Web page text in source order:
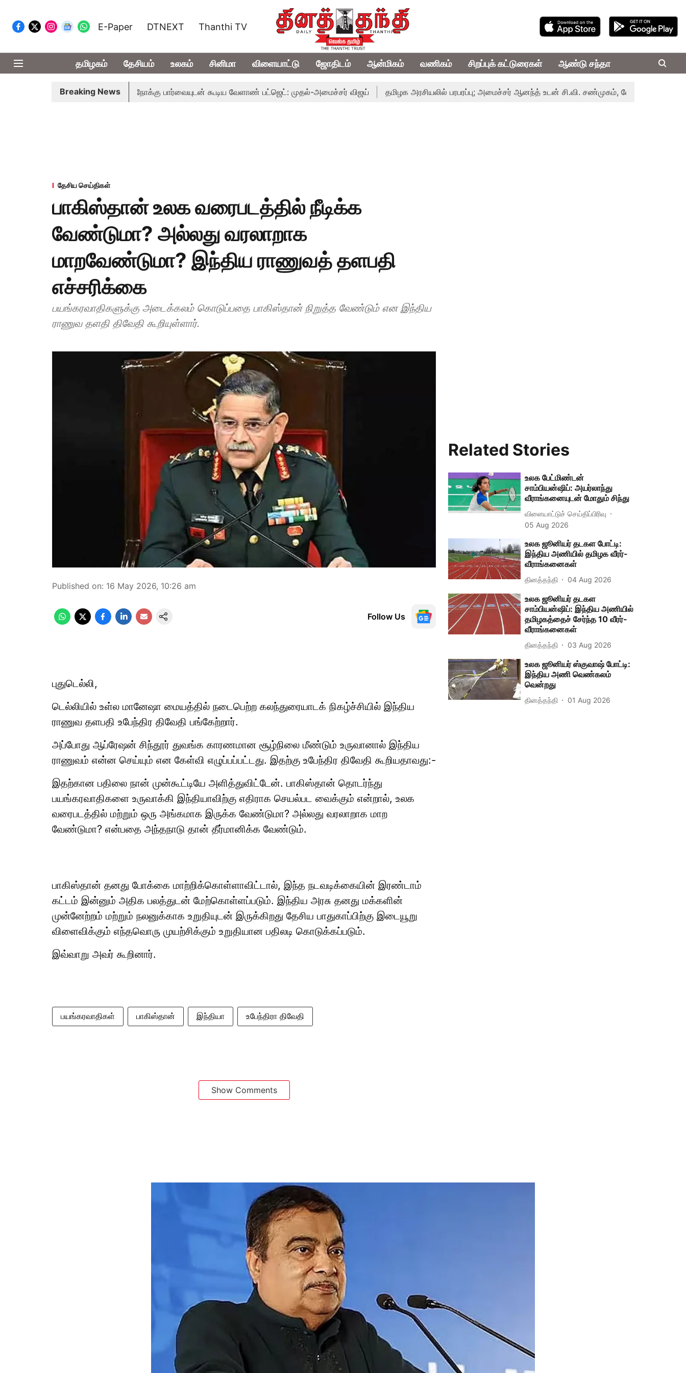
E-Paper DTNEXT Thanthi TV
தமிழகம் தேசியம் உலகம் சினிமா விளையாட்டு ஜோதிடம் ஆன்மிகம் வணிகம் சிறப்புக் கட்டுரைகள் ஆண்டு சந்தா
Breaking News
பிடிவாராண்ட் தொலைநோக்கு பார்வையுடன் கூடிய வேளாண் பட்ஜெட்: முதல்-அமைச்சர் விஜய் தமிழக அரசியலில் பரபரப்பு; அமைச்சர் ஆனந்த் உடன் சி.வி. சண்முகம், வேலுமணி சந்திப்பு
தேசிய செய்திகள்
பாகிஸ்தான் உலக வரைபடத்தில் நீடிக்க
வேண்டுமா? அல்லது வரலாறாக
மாறவேண்டுமா? இந்திய ராணுவத் தளபதி
எச்சரிக்கை
பயங்கரவாதிகளுக்கு அடைக்கலம் கொடுப்பதை பாகிஸ்தான் நிறுத்த வேண்டும் என இந்திய
ராணுவ தளதி திவேதி கூறியுள்ளார்.
Published on: 16 May 2026, 10:26 am
Follow Us
புதுடெல்லி,
டெல்லியில் உள்ல மானேஷா மையத்தில் நடைபெற்ற கலந்துரையாடக் நிகழ்ச்சியில் இந்திய
ராணுவ தளபதி உபேந்திர திவேதி பங்கேற்றார்.
அப்போது ஆப்ரேஷன் சிந்தூர் துவங்க காரணமான சூழ்நிலை மீண்டும் உருவானால் இந்திய
ராணுவம் என்ன செய்யும் என கேள்வி எழுப்பப்பட்டது. இதற்கு உபேந்திர திவேதி கூறியதாவது:-
இதற்கான பதிலை நான் முன்கூட்டியே அளித்துவிட்டேன். பாகிஸ்தான் தொடர்ந்து
பயங்கரவாதிகளை உருவாக்கி இந்தியாவிற்கு எதிராக செயல்பட வைக்கும் என்றால், உலக
வரைபடத்தில் மற்றும் ஒரு அங்கமாக இருக்க வேண்டுமா? அல்லது வரலாறாக மாற
வேண்டுமா? என்பதை அந்தநாடு தான் தீர்மானிக்க வேண்டும்.
பாகிஸ்தான் தனது போக்கை மாற்றிக்கொள்ளாவிட்டால், இந்த நடவடிக்கையின் இரண்டாம்
கட்டம் இன்னும் அதிக பலத்துடன் மேற்கொள்ளப்படும். இந்திய அரசு தனது மக்களின்
முன்னேற்றம் மற்றும் நலனுக்காக உறுதியுடன் இருக்கிறது தேசிய பாதுகாப்பிற்கு இடையூறு
விளைவிக்கும் எந்தவொரு முயற்சிக்கும் உறுதியான பதிலடி கொடுக்கப்படும்.
இவ்வாறு அவர் கூறினார்.
பயங்கரவாதிகள் பாகிஸ்தான் இந்தியா உபேந்திரா திவேதி
Show Comments
Related Stories
உலக பேட்மிண்டன்
சாம்பியன்ஷிப்: அயர்லாந்து
வீராங்கனையுடன் மோதும் சிந்து
விளையாட்டுச் செய்திப்பிரிவு
05 Aug 2026
உலக ஜூனியர் தடகள போட்டி:
இந்திய அணியில் தமிழக வீரர்-
வீராங்கனைகள்
தினத்தந்தி 04 Aug 2026
உலக ஜூனியர் தடகள
சாம்பியன்ஷிப்: இந்திய அணியில்
தமிழகத்தைச் சேர்ந்த 10 வீரர்-
வீராங்கனைகள்
தினத்தந்தி 03 Aug 2026
உலக ஜூனியர் ஸ்குவாஷ் போட்டி:
இந்திய அணி வெண்கலம்
வென்றது
தினத்தந்தி 01 Aug 2026